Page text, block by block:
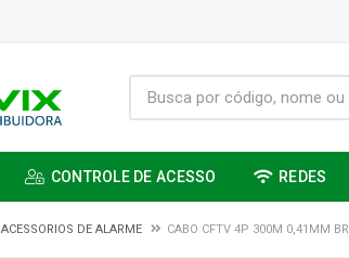
CONTROLE DE ACESSO REDES
ACESSORIOS DE ALARME CABO CFTV 4P 300M 0,41MM BR